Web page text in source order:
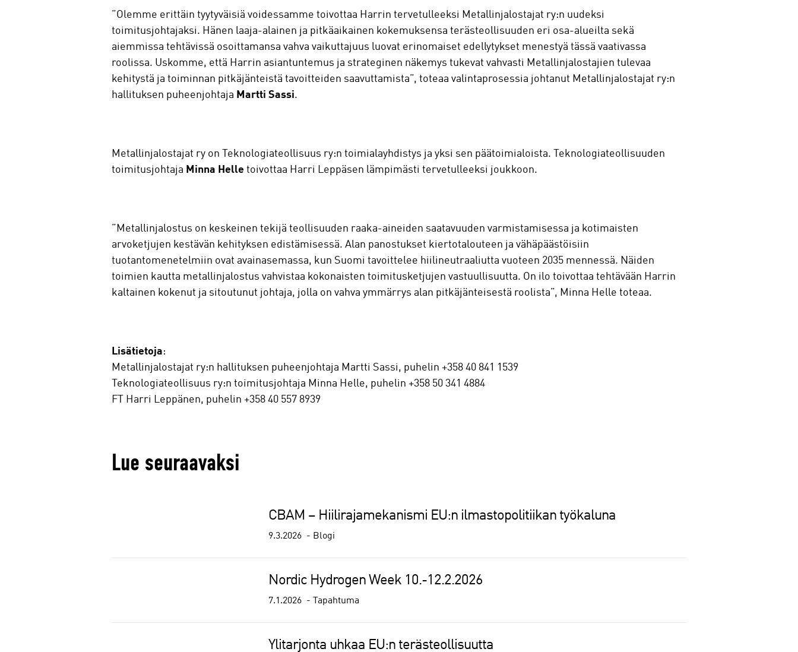
”Olemme erittäin tyytyväisiä voidessamme toivottaa Harrin tervetulleeksi Metallinjalostajat ry:n uudeksi
toimitusjohtajaksi. Hänen laaja-alainen ja pitkäaikainen kokemuksensa terästeollisuuden eri osa-alueilta sekä
aiemmissa tehtävissä osoittamansa vahva vaikuttajuus luovat erinomaiset edellytykset menestyä tässä vaativassa
roolissa. Uskomme, että Harrin asiantuntemus ja strateginen näkemys tukevat vahvasti Metallinjalostajien tulevaa
kehitystä ja toiminnan pitkäjänteistä tavoitteiden saavuttamista”, toteaa valintaprosessia johtanut Metallinjalostajat ry:n
hallituksen puheenjohtaja Martti Sassi.
Metallinjalostajat ry on Teknologiateollisuus ry:n toimialayhdistys ja yksi sen päätoimialoista. Teknologiateollisuuden
toimitusjohtaja Minna Helle toivottaa Harri Leppäsen lämpimästi tervetulleeksi joukkoon.
”Metallinjalostus on keskeinen tekijä teollisuuden raaka-aineiden saatavuuden varmistamisessa ja kotimaisten
arvoketjujen kestävän kehityksen edistämisessä. Alan panostukset kiertotalouteen ja vähäpäästöisiin
tuotantomenetelmiin ovat avainasemassa, kun Suomi tavoittelee hiilineutraaliutta vuoteen 2035 mennessä. Näiden
toimien kautta metallinjalostus vahvistaa kokonaisten toimitusketjujen vastuullisuutta. On ilo toivottaa tehtävään Harrin
kaltainen kokenut ja sitoutunut johtaja, jolla on vahva ymmärrys alan pitkäjänteisestä roolista”, Minna Helle toteaa.
Lisätietoja:
Metallinjalostajat ry:n hallituksen puheenjohtaja Martti Sassi, puhelin +358 40 841 1539
Teknologiateollisuus ry:n toimitusjohtaja Minna Helle, puhelin +358 50 341 4884
FT Harri Leppänen, puhelin +358 40 557 8939
Lue seuraavaksi
CBAM – Hiilirajamekanismi EU:n ilmastopolitiikan työkaluna
9.3.2026 Blogi
Nordic Hydrogen Week 10.-12.2.2026
7.1.2026 Tapahtuma
Ylitarjonta uhkaa EU:n terästeollisuutta